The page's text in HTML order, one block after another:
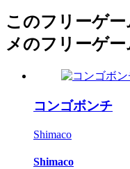
このフリーゲ
メのフリーゲー
コンゴボンチ
Shimaco
Shimaco